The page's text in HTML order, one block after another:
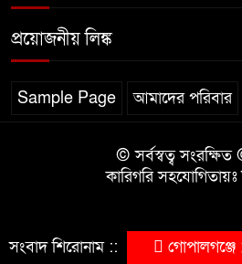
প্রয়োজনীয় লিঙ্ক
Sample Page আমাদের পরিবার
© সর্বস্বত্ব
কারিগরি সহযোগিতায়ঃ
সংবাদ শিরোনাম :: গোপালগঞ্জে